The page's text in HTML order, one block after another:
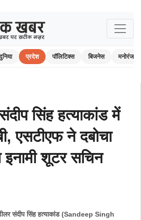
प्रदेश पॉलिटिक्स बिजनेस मनोरंजन
सिंह हत्याकांड में
एसटीएफ ने दबोचा
शूटर सचिन
संदीप सिंह हत्याकांड (Sandeep Singh